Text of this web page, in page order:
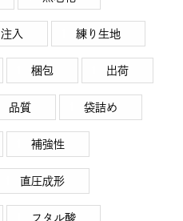
注入 練り生地
梱包 出荷
品質 袋詰め
補強性
直圧成形
フタル酸